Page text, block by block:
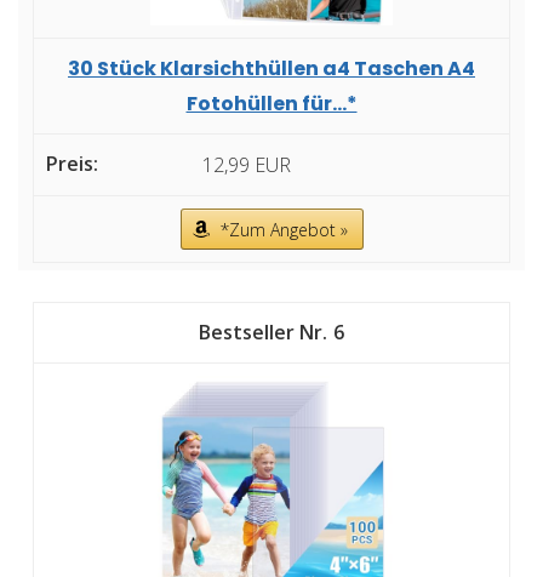
30 Stück Klarsichthüllen a4 Taschen A4
Fotohüllen für...*
12,99 EUR
*Zum Angebot »
6